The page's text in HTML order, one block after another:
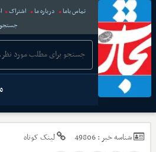
تماس باما درباره ما اشتراک
شناسه خبر :49806 لینک کوتاه